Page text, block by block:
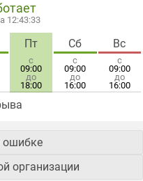
12:43:33
Пт
с
09:00
до
18:00
Сб
с
09:00
до
16:00
Вс
с
09:00
до
16:00
ошибке
организации